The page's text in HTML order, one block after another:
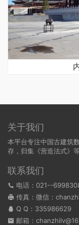
关于我们
本平台专注中国古建筑
存，归集《营造法式》
联系我们
电话：021--
传真：微信：
Q Q： 335986629
邮箱：